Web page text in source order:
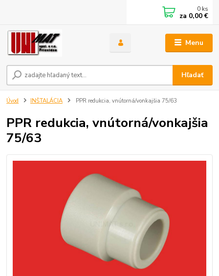
Menu
Hľadať
0 ks
za 0,00 €
Úvod INŠTALÁCIA PPR redukcia, vnútorná/vonkajšia 75/63
PPR redukcia, vnútorná/vonkajšia
75/63